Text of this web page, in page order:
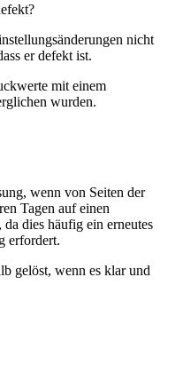
nicht
er defekt ist.
mit einem
wurden.
wenn von Seiten der
Tagen auf einen
dies häufig ein erneutes
erfordert.
gelöst, wenn es klar und